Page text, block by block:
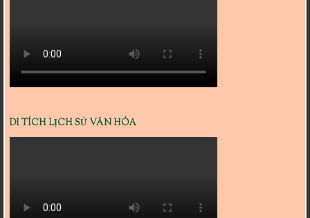
DI TÍCH LỊCH SỬ VĂN HÓA